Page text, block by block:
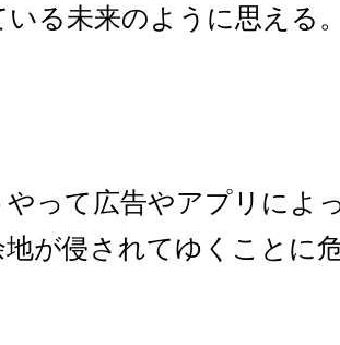
いる未来のように思える
って広告やアプリによ
が侵されてゆくことに